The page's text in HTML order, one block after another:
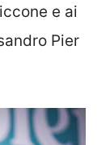
e ai
Pier